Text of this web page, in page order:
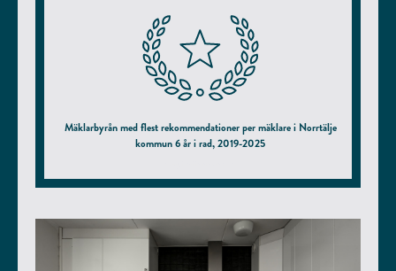
Mäklarbyrån med flest rekommendationer per mäklare i Norrtälje
kommun 6 år i rad, 2019-2025